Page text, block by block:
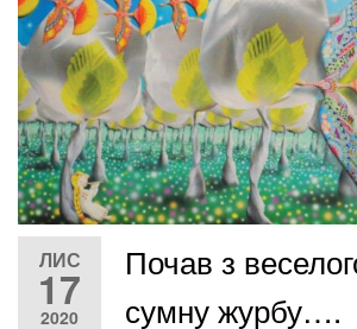
ЛИС
17
2020
Почав з
сумну журбу….